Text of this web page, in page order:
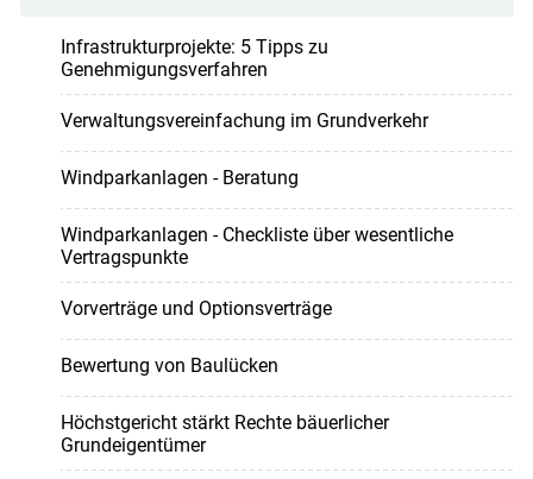
Infrastrukturprojekte: 5 Tipps zu
Genehmigungsverfahren
Verwaltungsvereinfachung im Grundverkehr
Windparkanlagen - Beratung
Windparkanlagen - Checkliste über wesentliche
Vertragspunkte
Vorverträge und Optionsverträge
Bewertung von Baulücken
Höchstgericht stärkt Rechte bäuerlicher
Grundeigentümer